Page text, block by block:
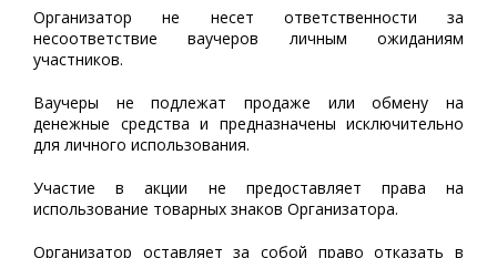
Организатор не несет ответственности за
несоответствие ваучеров личным ожиданиям
участников.
Ваучеры не подлежат продаже или обмену на
денежные средства и предназначены исключительно
для личного использования.
Участие в акции не предоставляет права на
использование товарных знаков Организатора.
Организатор оставляет за собой право отказать в